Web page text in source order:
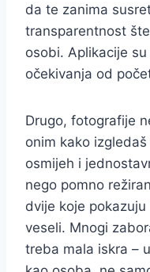
da te zanima
transparentnost
osobi. Aplikacije
očekivanja od
Drugo, fotografije
onim kako
osmijeh i
nego pomno
dvije koje
veseli. Mnogi
treba mala iskra –